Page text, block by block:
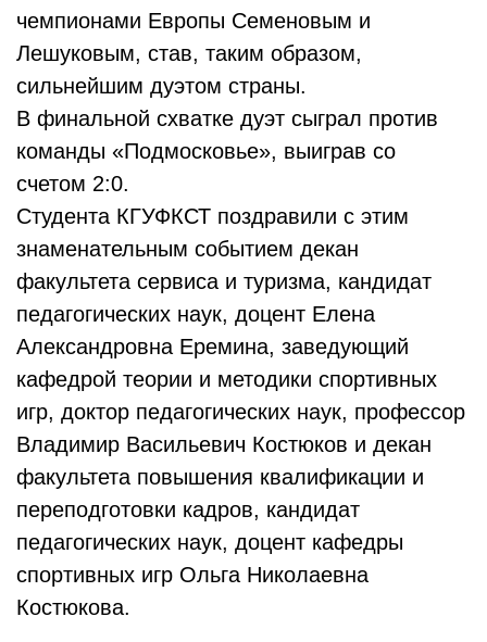
чемпионами Европы Семеновым и
Лешуковым, став, таким образом,
сильнейшим дуэтом страны.
В финальной схватке дуэт сыграл против
команды «Подмосковье», выиграв со
счетом 2:0.
Студента КГУФКСТ поздравили с этим
знаменательным событием декан
факультета сервиса и туризма, кандидат
педагогических наук, доцент Елена
Александровна Еремина, заведующий
кафедрой теории и методики спортивных
игр, доктор педагогических наук, профессор
Владимир Васильевич Костюков и декан
факультета повышения квалификации и
переподготовки кадров, кандидат
педагогических наук, доцент кафедры
спортивных игр Ольга Николаевна
Костюкова.